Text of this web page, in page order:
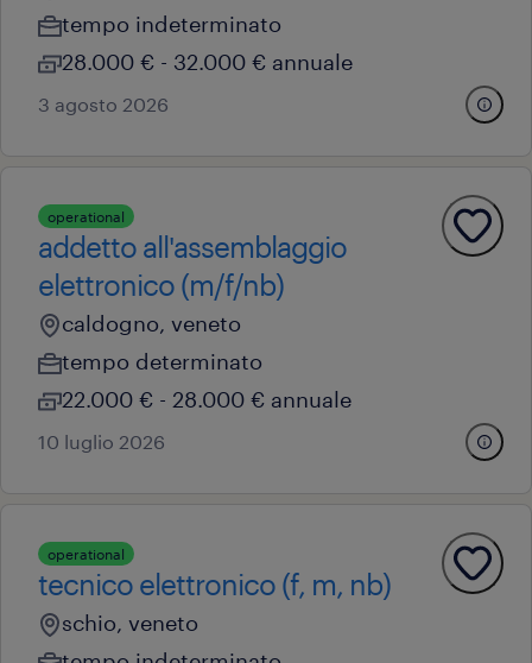
tempo indeterminato
28.000 € - 32.000 € annuale
3 agosto 2026
operational
addetto all'assemblaggio
elettronico (m/f/nb)
caldogno, veneto
tempo determinato
22.000 € - 28.000 € annuale
10 luglio 2026
operational
tecnico elettronico (f, m, nb)
schio, veneto